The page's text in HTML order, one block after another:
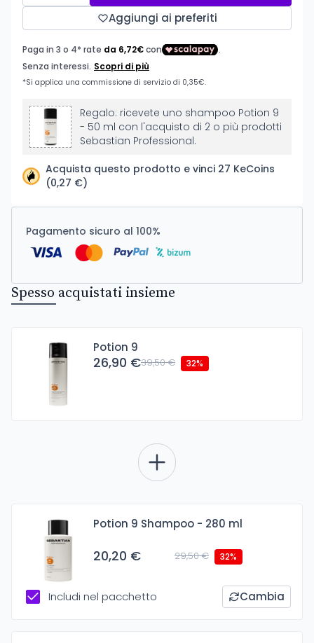
Aggiungi ai preferiti
Regalo: ricevete uno shampoo Potion 9
- 50 ml con l'acquisto di 2 o più prodotti
Sebastian Professional.
Acquista questo prodotto e vinci 27 KeCoins
(0,27 €)
Pagamento sicuro al 100%
Spesso acquistati insieme
Potion 9
26,90 €39,50 € 32%
Potion 9 Shampoo - 280 ml
20,20 € 29,50 € 32%
Includi nel pacchetto Cambia